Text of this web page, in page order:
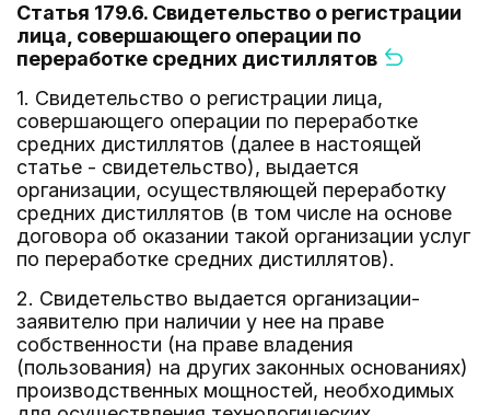
Статья 179.6. Свидетельство о регистрации
лица, совершающего операции по
переработке средних дистиллятов
1. Свидетельство о регистрации лица,
совершающего операции по переработке
средних дистиллятов (далее в настоящей
статье - свидетельство), выдается
организации, осуществляющей переработку
средних дистиллятов (в том числе на основе
договора об оказании такой организации услуг
по переработке средних дистиллятов).
2. Свидетельство выдается организации-
заявителю при наличии у нее на праве
собственности (на праве владения
(пользования) на других законных основаниях)
производственных мощностей, необходимых